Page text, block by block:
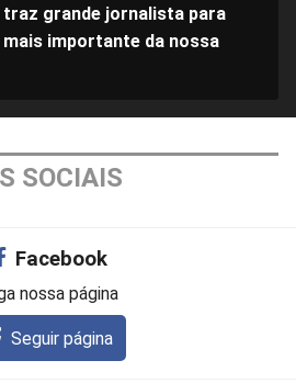
traz grande jornalista para
importante da nossa
SOCIAIS
Facebook
nossa página
Seguir página